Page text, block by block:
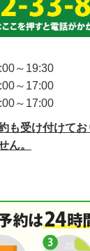
～19:30
～17:00
～17:00
も受け付けてお
ん。